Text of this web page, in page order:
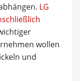
LG
wollen
und